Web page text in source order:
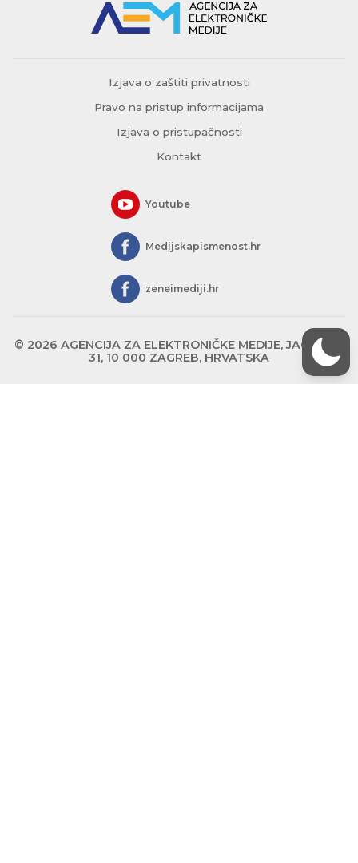
Izjava o zaštiti privatnosti
Pravo na pristup informacijama
Izjava o pristupačnosti
Kontakt
Youtube
Medijskapismenost.hr
zeneimediji.hr
© 2026 AGENCIJA ZA ELEKTRONIČKE MEDIJE, JAGIĆEVA
31, 10 000 ZAGREB, HRVATSKA